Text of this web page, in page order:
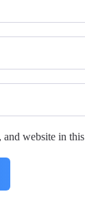
and website in